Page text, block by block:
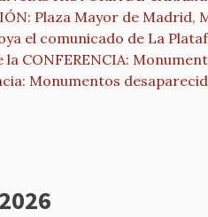
Plaza Mayor de Madrid,
el comunicado de La
la CONFERENCIA:
Monumentos